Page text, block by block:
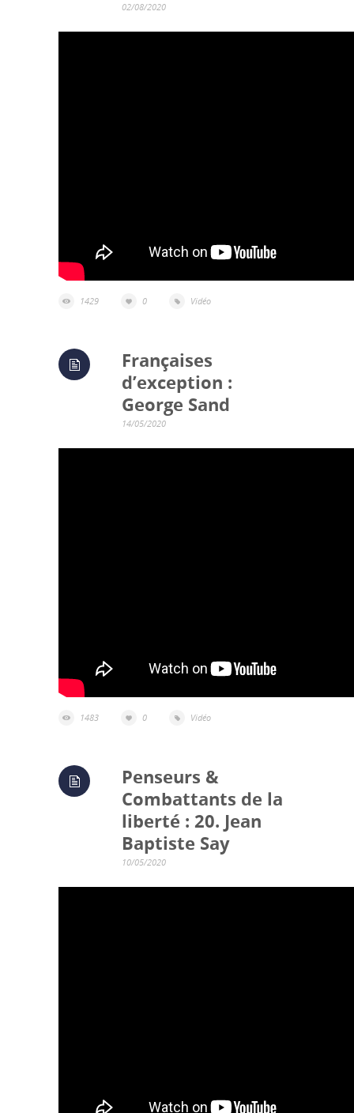
02/08/2020
1429 0 Vidéo
Françaises
d’exception :
George Sand
14/05/2020
1483 0 Vidéo
Penseurs &
Combattants de la
liberté : 20. Jean
Baptiste Say
10/05/2020